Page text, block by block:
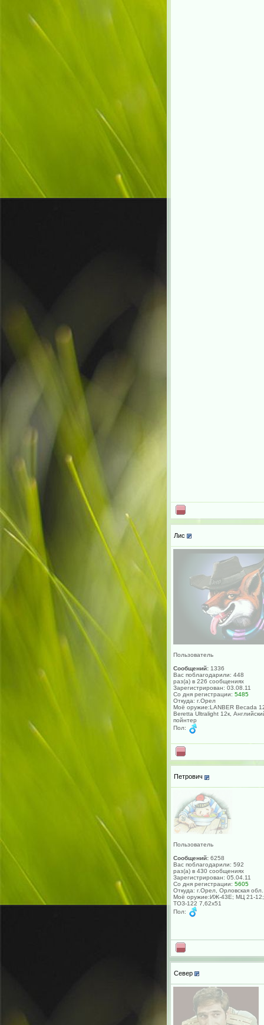
Лис
Пользователь
Сообщений: 1336
Вас поблагодарили: 448
раз(а) в 226 сообщениях
Зарегистрирован: 03.08.11
Со дня регистрации: 5485
Откуда: г.Орел
Моё оружие:LANBER Becada
Beretta Ultralight 12к,
пойнтер
Пол:
Петрович
Пользователь
Сообщений: 6258
Вас поблагодарили: 592
раз(а) в 430 сообщениях
Зарегистрирован: 05.04.11
Со дня регистрации: 5605
Откуда: г.Орел, Орловская
Моё оружие:ИЖ-43Е; МЦ 21-12;
ТОЗ-122 7,62х51
Пол:
Север